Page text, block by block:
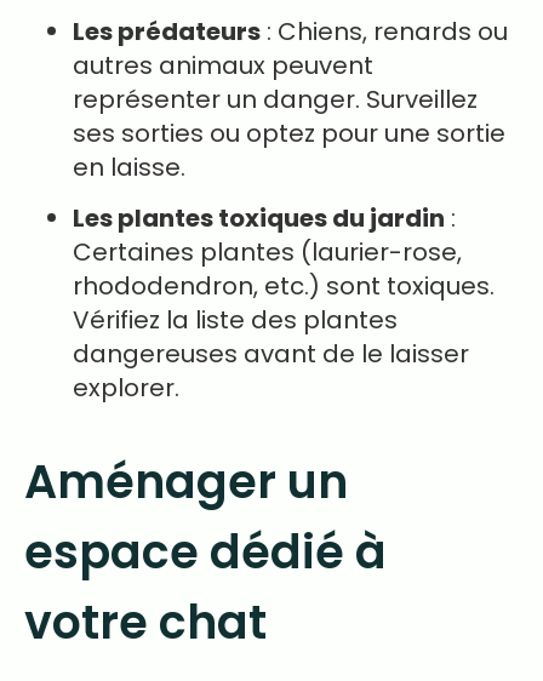
Les prédateurs : Chiens, renards ou
autres animaux peuvent
représenter un danger. Surveillez
ses sorties ou optez pour une sortie
en laisse.
Les plantes toxiques du jardin :
Certaines plantes (laurier-rose,
rhododendron, etc.) sont toxiques.
Vérifiez la liste des plantes
dangereuses avant de le laisser
explorer.
Aménager un
espace dédié à
votre chat